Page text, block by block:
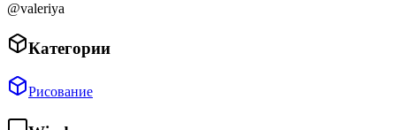
@valeriya
Категории
Рисование